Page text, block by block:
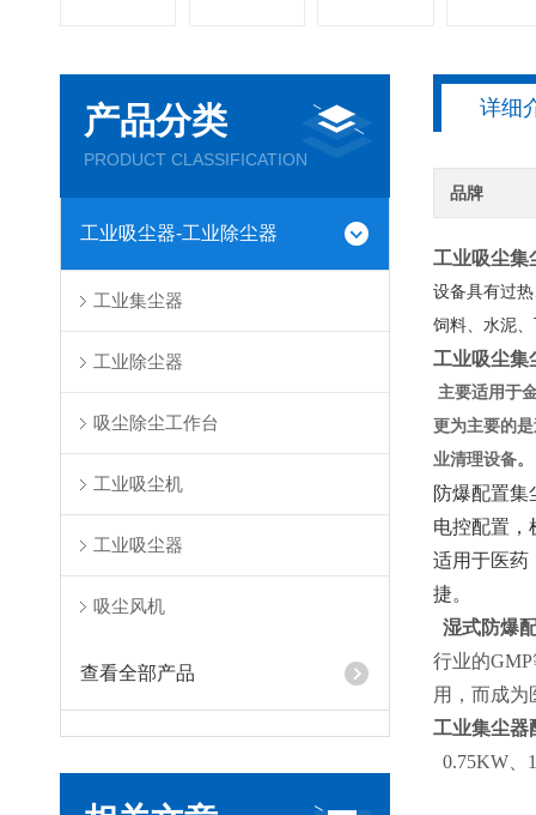
产品分类
PRODUCT CLASSIFICATION
工业吸尘器-工业除尘器
工业集尘器
工业除尘器
吸尘除尘工作台
工业吸尘机
工业吸尘器
吸尘风机
查看全部产品
详细
品牌
工业吸尘集
设备具有过
饲料、水泥
工业吸尘集
主要适用于
更为主要的
业清理设备。
防爆配置
电控配置，
适用于医药
捷。
湿式防爆
行业的
用，而成
工业集尘器
0.75KW、